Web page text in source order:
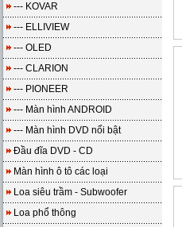
--- KOVAR
--- ELLIVIEW
--- OLED
--- CLARION
--- PIONEER
--- Màn hình ANDROID
--- Màn hình DVD nổi bật
Đầu đĩa DVD - CD
Màn hình ô tô các loại
Loa siêu trầm - Subwoofer
Loa phổ thông